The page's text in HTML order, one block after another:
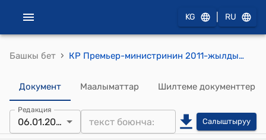
KG RU
Башкы бет › КР Премьер-министринин 2011-жылдын 6-январындагы № 33 (Ф.А.Ниязов жөнүндө) буйругу
Документ Маалыматтар Шилтеме документтер
Редакция
06.01.2011 Салыштыруу